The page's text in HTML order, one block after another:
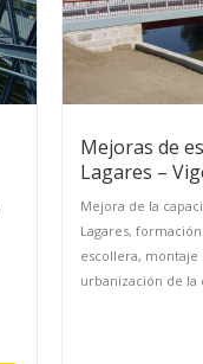
Mejoras de
Lagares –
Mejora de la
Lagares,
escollera, montaje
urbanización de la